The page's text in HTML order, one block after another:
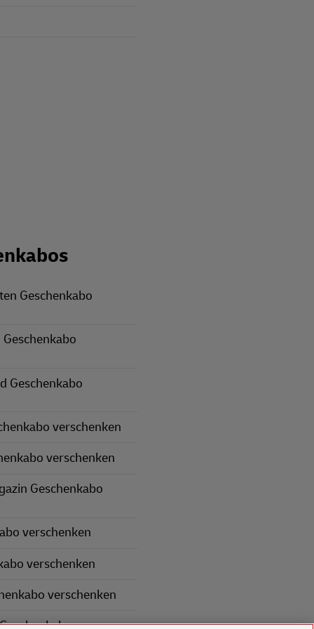
Geschenkabo
Geschenkabo
verschenken
verschenken
Geschenkabo
verschenken
verschenken
verschenken